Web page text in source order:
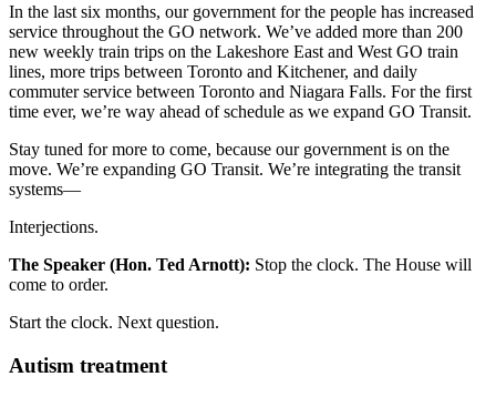
In the last six months, our government for the people has increased
service throughout the GO network. We’ve added more than 200
new weekly train trips on the Lakeshore East and West GO train
lines, more trips between Toronto and Kitchener, and daily
commuter service between Toronto and Niagara Falls. For the first
time ever, we’re way ahead of schedule as we expand GO Transit.
Stay tuned for more to come, because our government is on the
move. We’re expanding GO Transit. We’re integrating the transit
systems—
Interjections.
The Speaker (Hon. Ted Arnott): Stop the clock. The House will
come to order.
Start the clock. Next question.
Autism treatment